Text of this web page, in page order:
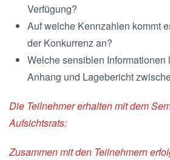
Verfügung?
Auf welche Kennzahlen kommt
der Konkurrenz an?
Welche sensiblen Informationen
Anhang und Lagebericht
Die Teilnehmer erhalten mit dem
Aufsichtsrats:
Zusammen mit den Teilnehmern